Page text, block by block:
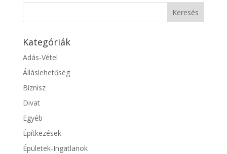
Kategóriák
Adás-Vétel
Álláslehetőség
Biznisz
Divat
Egyéb
Építkezések
Épületek-Ingatlanok